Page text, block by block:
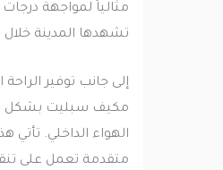
مثالياً لمواجهة درجات
تشهدها المدينة خلال
إلى جانب توفير الراحة
مكيف سبليت بشكل
الهواء الداخلي. تأتي هذه
متقدمة تعمل على تنقية